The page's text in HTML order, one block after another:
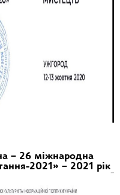
– 26 міжнародна
2021» – 2021 рік